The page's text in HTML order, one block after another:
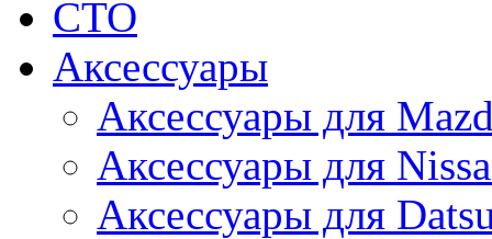
СТО
Аксессуары
Аксессуары для
Аксессуары для
Аксессуары для